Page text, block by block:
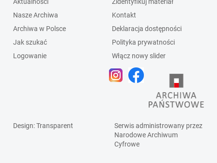
Nasze Archiwa
Archiwa w Polsce
Jak szukać
Logowanie
Kontakt
Deklaracja dostępności
Polityka prywatności
Włącz nowy slider
Design: Transparent
Serwis administrowany przez
Narodowe Archiwum
Cyfrowe